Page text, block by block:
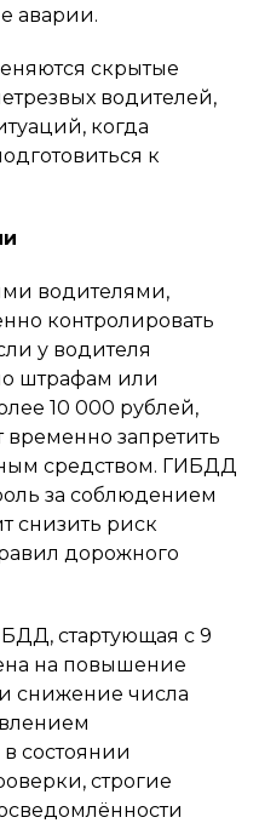
аварии.
скрытые
водителей,
когда
к
водителями,
контролировать
у водителя
штрафам или
10 000 рублей,
запретить
средством. ГИБДД
за соблюдением
снизить риск
дорожного
стартующая с 9
на повышение
снижение числа
состоянии
строгие